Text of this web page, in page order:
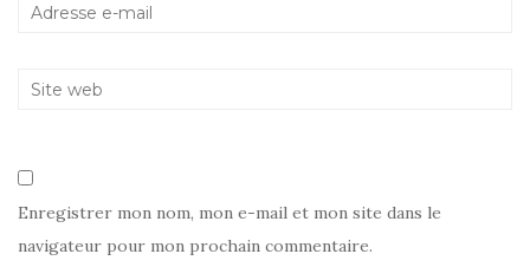
Enregistrer mon nom, mon e-mail et mon site dans le
navigateur pour mon prochain commentaire.